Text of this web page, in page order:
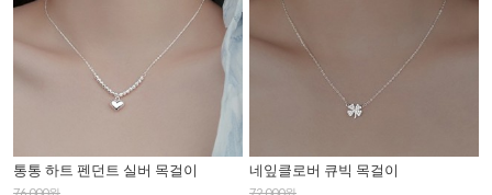
통통 하트 펜던트 실버 목걸이 네잎클로버 큐빅 목걸이